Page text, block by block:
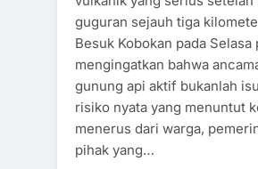
guguran sejauh tiga
Besuk Kobokan pada
mengingatkan bahwa
gunung api aktif bukanlah
risiko nyata yang menuntut
menerus dari warga,
pihak yang…